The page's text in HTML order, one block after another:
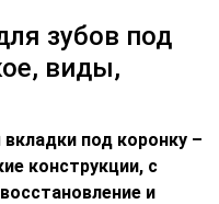
зубов под
виды,
вкладки под коронку –
конструкции, с
и